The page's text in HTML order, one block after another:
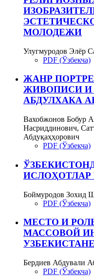
МОЛОДЕЖИ
Улугмуродов Элёр
PDF (Ўзбекча)
ЖАНР
ЖИВОПИСИ И
АБДУЛХАКА
Вахобжонов Бобур
Насриддинович,
Абдуқаҳҳорович
PDF (Ўзбекча)
Боймуродов Зохид
PDF (Ўзбекча)
МЕСТО И
МАССОВОЙ
УЗБЕКИСТАНЕ
Бердиев Абдували
PDF (Ўзбекча)